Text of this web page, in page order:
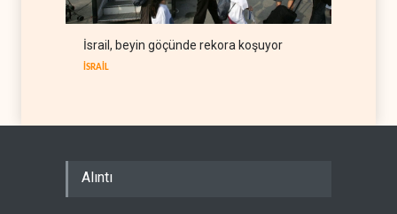
İsrail, beyin göçünde rekora koşuyor
İSRAİL
Alıntı